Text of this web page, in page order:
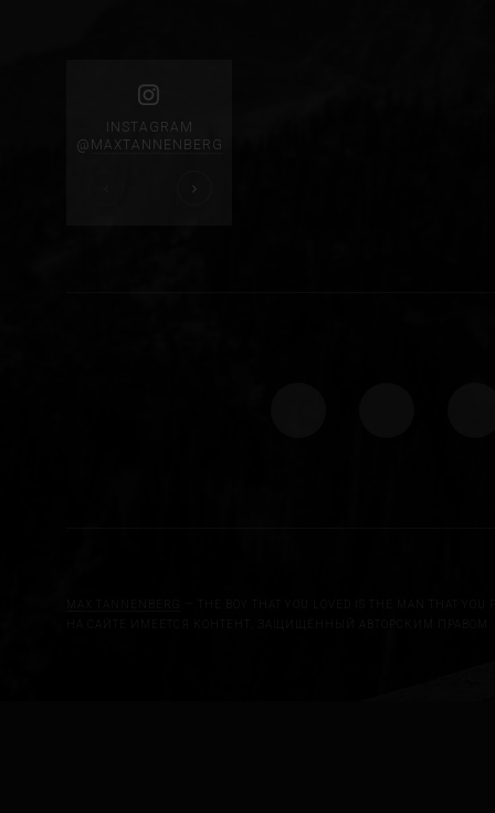
INSTAGRAM
@ MAXTANNENBERG